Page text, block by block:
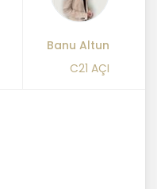
Banu Altun
C21 AÇI